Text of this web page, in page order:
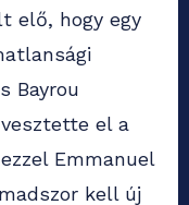
elő, hogy egy
Bayrou
el a
Emmanuel
kell új